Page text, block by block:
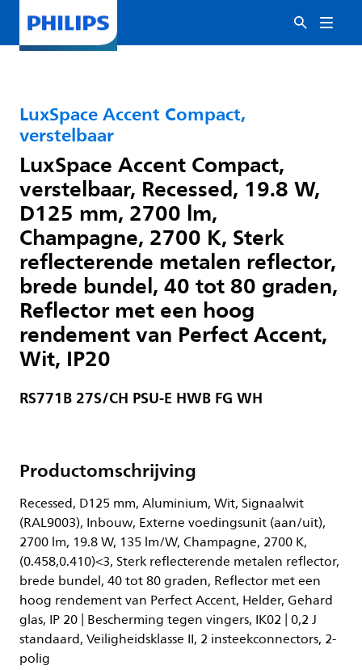
LuxSpace Accent Compact,
verstelbaar
LuxSpace Accent Compact,
verstelbaar, Recessed, 19.8 W,
D125 mm, 2700 lm,
Champagne, 2700 K, Sterk
reflecterende metalen reflector,
brede bundel, 40 tot 80 graden,
Reflector met een hoog
rendement van Perfect Accent,
Wit, IP20
RS771B 27S/CH PSU-E HWB FG WH
Productomschrijving
Recessed, D125 mm, Aluminium, Wit, Signaalwit
(RAL9003), Inbouw, Externe voedingsunit (aan/uit),
2700 lm, 19.8 W, 135 lm/W, Champagne, 2700 K,
(0.458,0.410)<3, Sterk reflecterende metalen reflector,
brede bundel, 40 tot 80 graden, Reflector met een
hoog rendement van Perfect Accent, Helder, Gehard
glas, IP 20 | Bescherming tegen vingers, IK02 | 0,2 J
standaard, Veiligheidsklasse II, 2 insteekconnectors, 2-
polig